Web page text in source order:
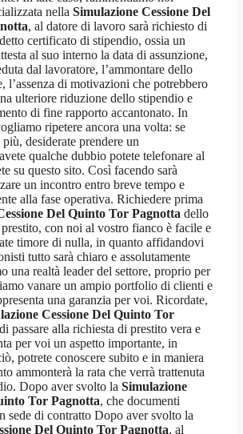
nella Simulazione Cessione Del
, al datore di lavoro sarà richiesto di
certificato di stipendio, ossia un
al suo interno la data di assunzione,
dal lavoratore, l’ammontare dello
l’assenza di motivazioni che potrebbero
ulteriore riduzione dello stipendio e
di fine rapporto accantonato. In
ripetere ancora una volta: se
desiderate prendere un
qualche dubbio potete telefonare al
su questo sito. Così facendo sarà
un incontro entro breve tempo e
alla fase operativa. Richiedere prima
Del Quinto Tor Pagnotta dello
con noi al vostro fianco è facile e
timore di nulla, in quanto affidandovi
tutto sarà chiaro e assolutamente
una realtà leader del settore, proprio per
vanare un ampio portfolio di clienti e
una garanzia per voi. Ricordate,
Cessione Del Quinto Tor
passare alla richiesta di prestito vera e
per voi un aspetto importante, in
potrete conoscere subito e in maniera
ammonterà la rata che verrà trattenuta
Dopo aver svolto la Simulazione
Tor Pagnotta, che documenti
sede di contratto Dopo aver svolto la
Del Quinto Tor Pagnotta, al